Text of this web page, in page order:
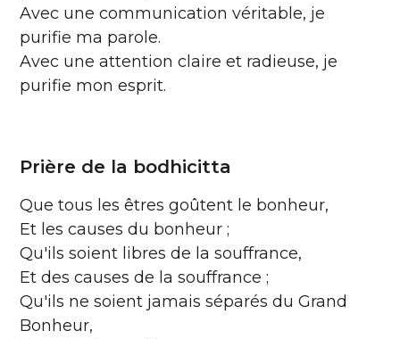
Avec une communication véritable, je
purifie ma parole.
Avec une attention claire et radieuse, je
purifie mon esprit.
Prière de la bodhicitta
Que tous les êtres goûtent le bonheur,
Et les causes du bonheur ;
Qu'ils soient libres de la souffrance,
Et des causes de la souffrance ;
Qu'ils ne soient jamais séparés du Grand
Bonheur,